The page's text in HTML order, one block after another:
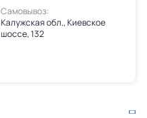
Самовывоз:
Калужская обл., Киевское
шоссе, 132